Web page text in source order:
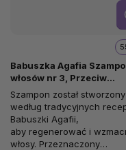
Babuszka Agafia
włosów nr 3, Przeciw
wypadaniu włosów,
łopianowy, 550 ml
Szampon został stworzony
według tradycyjnych
Babuszki Agafii,
aby regenerować i
włosy. Przeznaczony